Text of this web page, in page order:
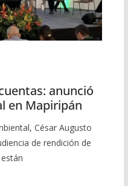
anunció
en Mapiripán
César Augusto
de rendición de